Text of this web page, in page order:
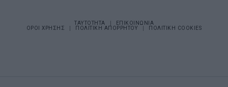
ΤΑΥΤΟΤΗΤΑ
ΕΠΙΚΟΙΝΩΝΙΑ
ΟΡΟΙ ΧΡΗΣΗΣ
ΠΟΛΙΤΙΚΗ ΑΠΟΡΡΗΤΟΥ ΠΟΛΙΤΙΚΗ COOKIES